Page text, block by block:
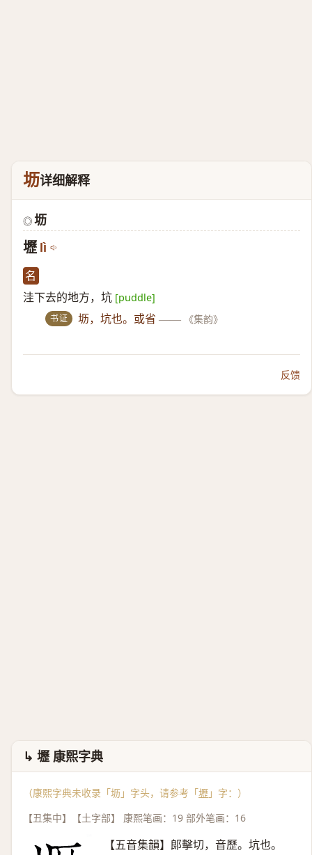
坜详细解释
◎ 坜
壢 lì
名
洼下去的地方，坑 [puddle]
书证 坜，坑也。或省 —— 《集韵》
反馈
↳ 壢 康熙字典
（康熙字典未收录「坜」字头，请参考「壢 」字：）
【丑集中】【土字部】 康熙笔画：19 部外笔画：16
【五音集韻】郞擊切，音歷。坑也。